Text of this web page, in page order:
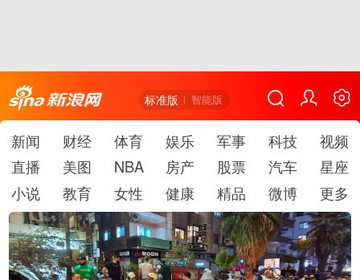
标准版 智能版
新闻 财经 体育 娱乐 军事 科技
视频
直播
美图 NBA 房产 股票 汽车
星座
小说
教育 女性 健康 精品 微博 更多